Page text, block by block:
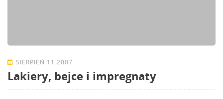
SIERPIEŃ 11 2007
Lakiery, bejce i impregnaty